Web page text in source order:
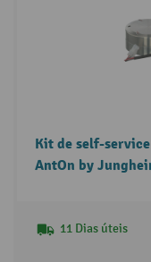
Kit de self-
AntOn by
11 Dias úteis